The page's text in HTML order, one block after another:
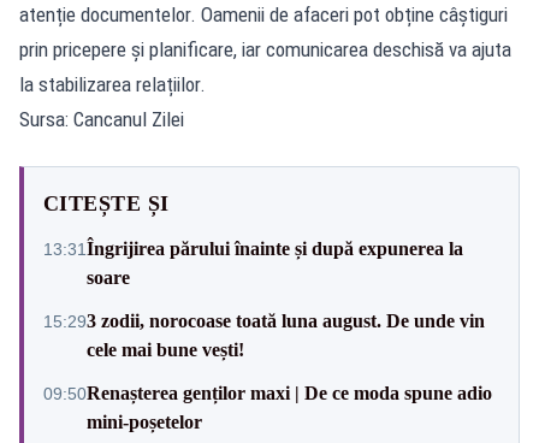
atenție documentelor. Oamenii de afaceri pot obține câștiguri
prin pricepere și planificare, iar comunicarea deschisă va ajuta
la stabilizarea relațiilor.
Sursa: Cancanul Zilei
CITEȘTE ȘI
13:31Îngrijirea părului înainte și după expunerea la
soare
15:293 zodii, norocoase toată luna august. De unde vin
cele mai bune vești!
09:50Renașterea genților maxi | De ce moda spune adio
mini-poșetelor